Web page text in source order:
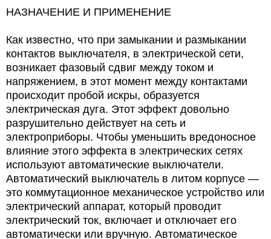
НАЗНАЧЕНИЕ И ПРИМЕНЕНИЕ
Как известно, что при замыкании и размыкании
контактов выключателя, в электрической сети,
возникает фазовый сдвиг между током и
напряжением, в этот момент между контактами
происходит пробой искры, образуется
электрическая дуга. Этот эффект довольно
разрушительно действует на сеть и
электроприборы. Чтобы уменьшить вредоносное
влияние этого эффекта в электрических сетях
используют автоматические выключатели.
Автоматический выключатель в литом корпусе —
это коммутационное механическое устройство или
электрический аппарат, который проводит
электрический ток, включает и отключает его
автоматически или вручную. Автоматическое